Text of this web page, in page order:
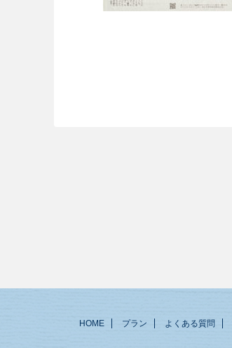
HOME プラン よくある質問